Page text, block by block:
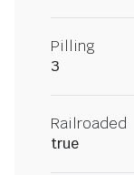
Pilling
3
Railroaded
true